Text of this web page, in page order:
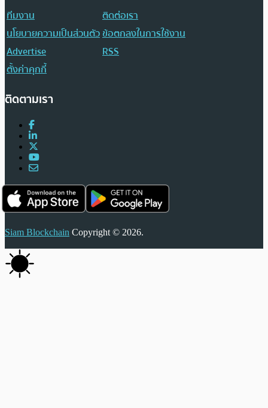
ทีมงาน
ติดต่อเรา
นโยบายความเป็นส่วนตัวข้อตกลงในการใช้งาน
Advertise
RSS
ตั้งค่าคุกกี้
ติดตามเรา
Siam Blockchain Copyright © 2026.